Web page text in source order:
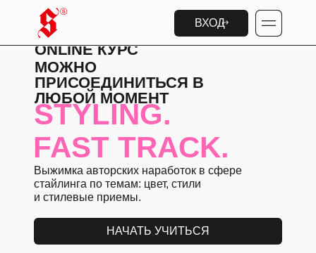
ВХОД
STYLING.
Выжимка авторских наработок в сфере
стайлинга по темам: цвет, стили
и стилевые приемы.
НАЧАТЬ УЧИТЬСЯ
FAST TRACK.
ONLINE КУРС
МОЖНО
ПРИСОЕДИНИТЬСЯ В
ЛЮБОЙ МОМЕНТ